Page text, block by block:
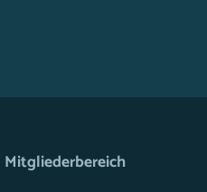
Mitgliederbereich